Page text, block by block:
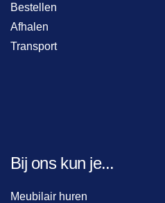
Bestellen
Afhalen
Transport
Bij ons kun je...
Meubilair huren